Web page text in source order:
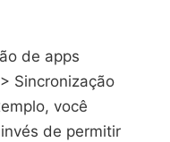
de apps
Sincronização
você
de permitir